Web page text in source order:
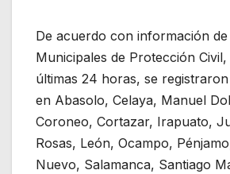
De acuerdo con información de
Municipales de Protección
últimas 24 horas, se
en Abasolo, Celaya, Manuel
Coroneo, Cortazar, Irapuato,
Rosas, León, Ocampo,
Nuevo, Salamanca, Santiago